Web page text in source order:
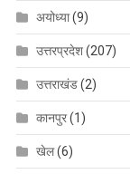
अयोध्या(9)
उत्तरप्रदेश(207)
उत्तराखंड(2)
कानपुर(1)
खेल(6)